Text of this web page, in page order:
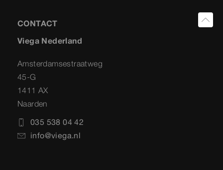
CONTACT
Viega Nederland
Amsterdamsestraatweg
45-G
1411 AX
Naarden
035 538 04 42
info@viega.nl